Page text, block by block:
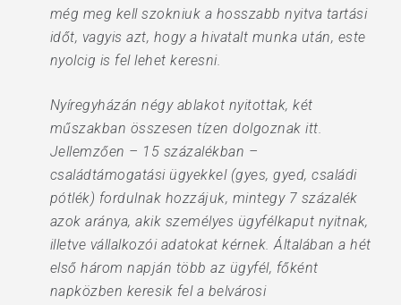
még meg kell szokniuk a hosszabb nyitva tartási
időt, vagyis azt, hogy a hivatalt munka után, este
nyolcig is fel lehet keresni.
Nyíregyházán négy ablakot nyitottak, két
műszakban összesen tízen dolgoznak itt.
Jellemzően – 15 százalékban –
családtámogatási ügyekkel (gyes, gyed, családi
pótlék) fordulnak hozzájuk, mintegy 7 százalék
azok aránya, akik személyes ügyfélkaput nyitnak,
illetve vállalkozói adatokat kérnek. Általában a hét
első három napján több az ügyfél, főként
napközben keresik fel a belvárosi